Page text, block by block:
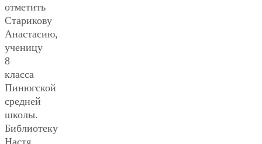
отметить
Старикову
Анастасию,
ученицу
8
класса
Пинюгской
средней
школы.
Библиотеку
Настя